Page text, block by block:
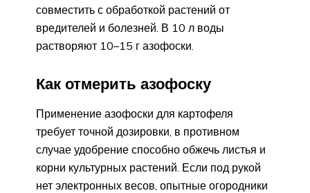
совместить с обработкой растений от
вредителей и болезней. В 10 л воды
растворяют 10–15 г азофоски.
Как отмерить азофоску
Применение азофоски для картофеля
требует точной дозировки, в противном
случае удобрение способно обжечь листья и
корни культурных растений. Если под рукой
нет электронных весов, опытные огородники